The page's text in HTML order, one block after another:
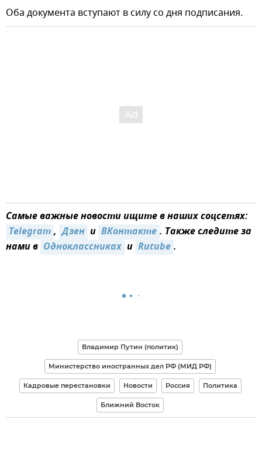
Оба документа вступают в силу со дня подписания.
Самые важные новости ищите в наших соцсетях:
Telegram, Дзен и ВКонтакте. Также следите за
нами в Одноклассниках и Rutube.
Владимир Путин (политик)
Министерство иностранных дел РФ (МИД РФ)
Кадровые перестановки Новости Россия Политика
Ближний Восток